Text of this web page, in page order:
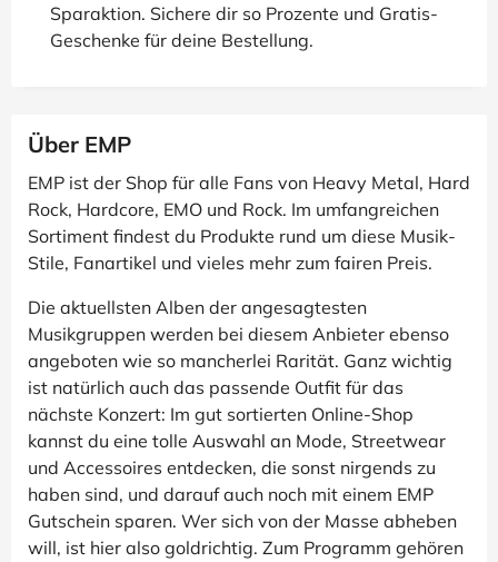
Sparaktion. Sichere dir so Prozente und Gratis-
Geschenke für deine Bestellung.
Über EMP
EMP ist der Shop für alle Fans von Heavy Metal, Hard
Rock, Hardcore, EMO und Rock. Im umfangreichen
Sortiment findest du Produkte rund um diese Musik-
Stile, Fanartikel und vieles mehr zum fairen Preis.
Die aktuellsten Alben der angesagtesten
Musikgruppen werden bei diesem Anbieter ebenso
angeboten wie so mancherlei Rarität. Ganz wichtig
ist natürlich auch das passende Outfit für das
nächste Konzert: Im gut sortierten Online-Shop
kannst du eine tolle Auswahl an Mode, Streetwear
und Accessoires entdecken, die sonst nirgends zu
haben sind, und darauf auch noch mit einem EMP
Gutschein sparen. Wer sich von der Masse abheben
will, ist hier also goldrichtig. Zum Programm gehören